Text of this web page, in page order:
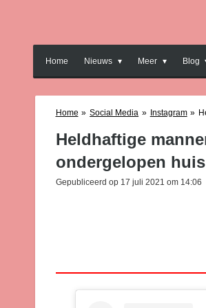
Home Nieuws Meer Blog
Home » Social Media » Instagram »
Heldhaftige
ondergelopen huis
Gepubliceerd op 17 juli 2021 om 14:06